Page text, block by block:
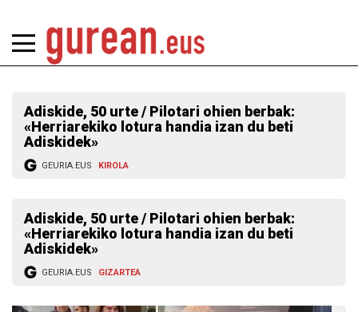
Adiskide, 50 urte / Pilotari ohien berbak:
«Herriarekiko lotura handia izan du beti
Adiskidek»
GEURIA.EUS KIROLA
Adiskide, 50 urte / Pilotari ohien berbak:
«Herriarekiko lotura handia izan du beti
Adiskidek»
GEURIA.EUS GIZARTEA